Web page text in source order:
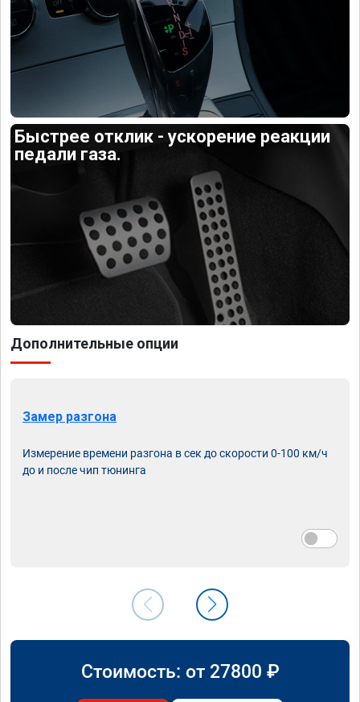
Быстрее отклик - ускорение реакции
педали газа.
Дополнительные опции
Замер разгона
Измерение времени разгона в сек до скорости 0-100 км/ч
до и после чип тюнинга
Стоимость: от 27800 ₽